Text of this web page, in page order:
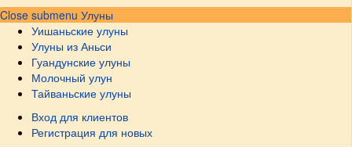
Close submenu Улуны
Уишаньские улуны
Улуны из Аньси
Гуандунские улуны
Молочный улун
Тайваньские улуны
Вход для клиентов
Регистрация для новых